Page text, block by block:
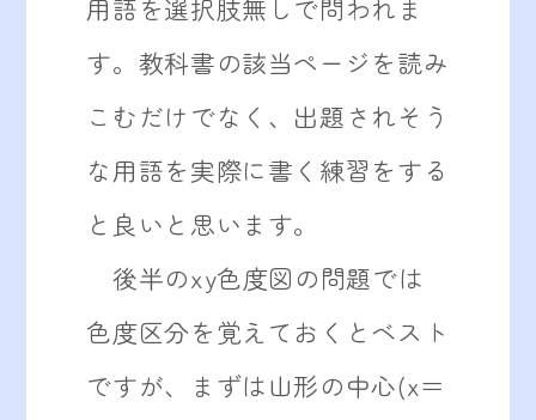
用語を選択肢無しで問われま
す。教科書の該当ページを読み
こむだけでなく、出題されそう
な用語を実際に書く練習をする
と良いと思います。
後半のxy色度図の問題では
色度区分を覚えておくとベスト
ですが、まずは山形の中心(x＝